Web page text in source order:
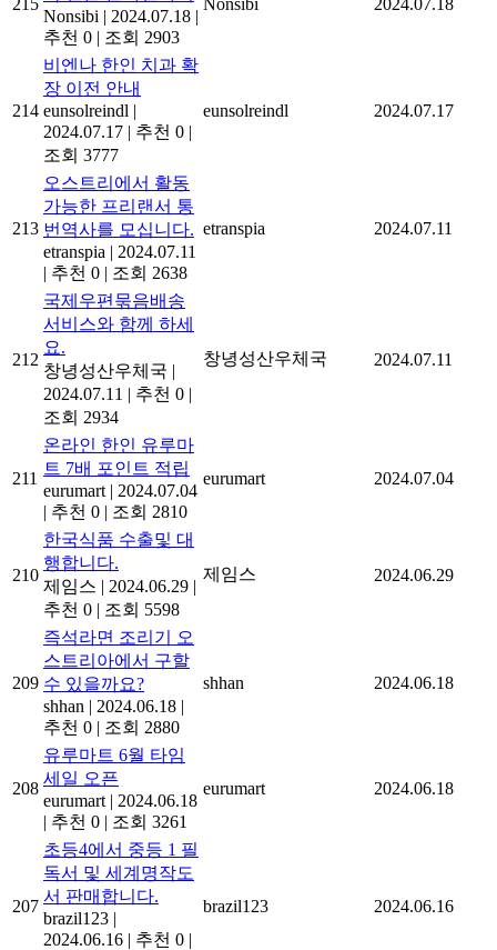
Nonsibi | 2024.07.18 |
추천 0 | 조회 2903
214
비엔나 한인 치과 확
장 이전 안내
eunsolreindl |
2024.07.17 | 추천 0 |
조회 3777
eunsolreindl 2024.07.17
213
오스트리에서 활동
가능한 프리랜서 통
번역사를 모십니다.
etranspia | 2024.07.11
| 추천 0 | 조회 2638
etranspia 2024.07.11
212
국제우편묶음배송
서비스와 함께 하세
요.
창녕성산우체국 |
2024.07.11 | 추천 0 |
조회 2934
창녕성산우체국 2024.07.11
211
온라인 한인 유루마
트 7배 포인트 적립
eurumart | 2024.07.04
| 추천 0 | 조회 2810
eurumart 2024.07.04
210
한국식품 수출및 대
행합니다.
제임스 | 2024.06.29 |
추천 0 | 조회 5598
제임스 2024.06.29
209
즉석라면 조리기 오
스트리아에서 구할
수 있을까요?
shhan | 2024.06.18 |
추천 0 | 조회 2880
shhan 2024.06.18
208
유루마트 6월 타임
세일 오픈
eurumart | 2024.06.18
| 추천 0 | 조회 3261
eurumart 2024.06.18
207
초등4에서 중등 1 필
독서 및 세계명작도
서 판매합니다.
brazil123 |
2024.06.16 | 추천 0 |
brazil123 2024.06.16